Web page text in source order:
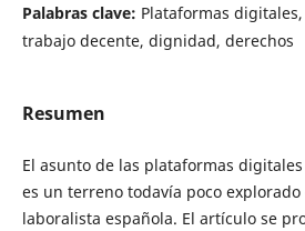
Palabras clave: Plataformas
trabajo decente, dignidad, derechos
Resumen
El asunto de las plataformas
es un terreno todavía poco
laboralista española. El artículo se